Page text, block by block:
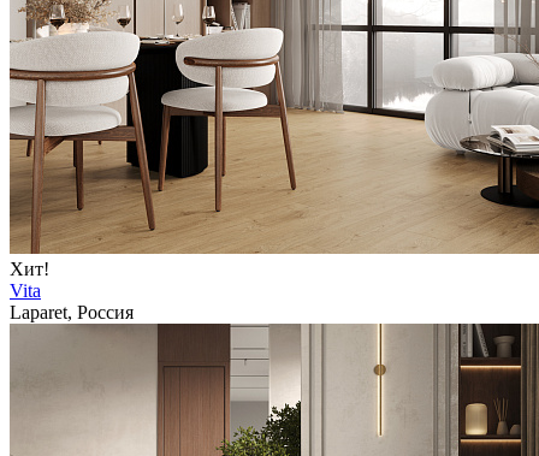
Хит!
Vita
Laparet, Россия